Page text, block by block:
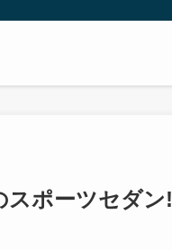
ポーツセダン!